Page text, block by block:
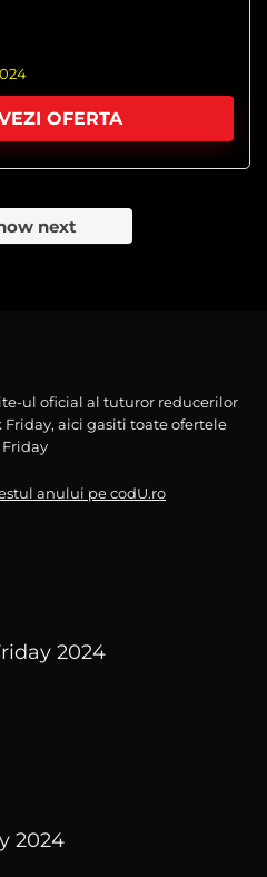
OFERTA
next
ul oficial al tuturor reducerilor
aici gasiti toate ofertele
anului pe codU.ro
2024
2024